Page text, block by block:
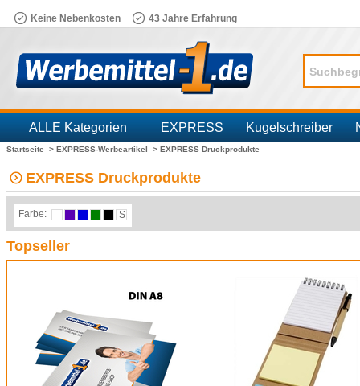
Keine Nebenkosten 43 Jahre Erfahrung
ALLE Kategorien EXPRESS Kugelschreiber
Startseite > EXPRESS-Werbeartikel > EXPRESS Druckprodukte
EXPRESS Druckprodukte
Farbe: S
Topseller